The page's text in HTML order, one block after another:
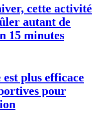
cette activité
autant de
15 minutes
plus efficace
pour